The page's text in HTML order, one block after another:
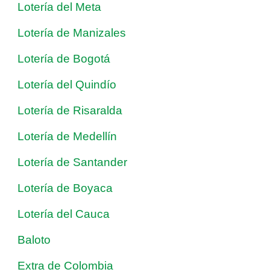
Lotería del Meta
Lotería de Manizales
Lotería de Bogotá
Lotería del Quindío
Lotería de Risaralda
Lotería de Medellín
Lotería de Santander
Lotería de Boyaca
Lotería del Cauca
Baloto
Extra de Colombia